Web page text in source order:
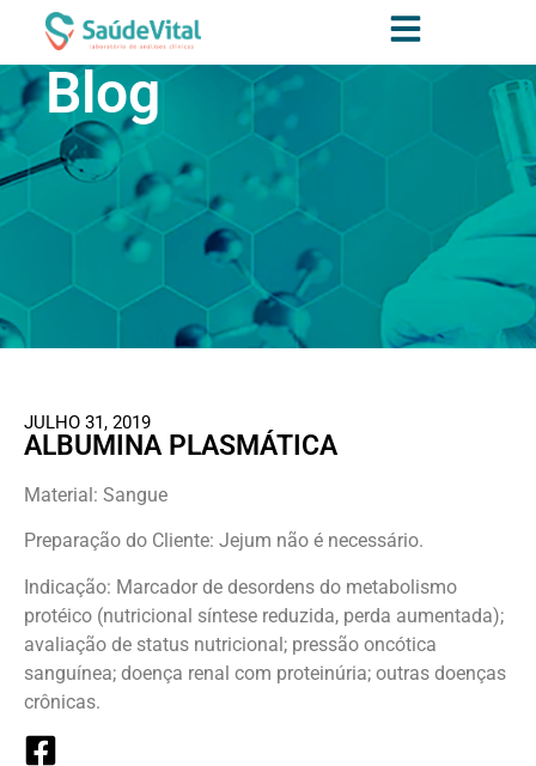
Blog
JULHO 31, 2019
ALBUMINA PLASMÁTICA
Material: Sangue
Preparação do Cliente: Jejum não é necessário.
Indicação: Marcador de desordens do metabolismo
protéico (nutricional síntese reduzida, perda aumentada);
avaliação de status nutricional; pressão oncótica
sanguínea; doença renal com proteinúria; outras doenças
crônicas.